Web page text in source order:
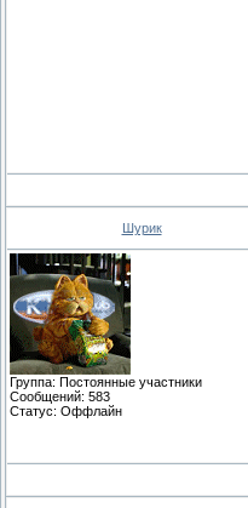
Шурик
Группа: Постоянные участники
Сообщений: 583
Статус: Оффлайн